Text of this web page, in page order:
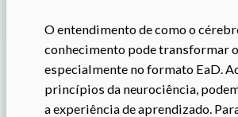
O entendimento de como o
conhecimento pode transformar
especialmente no formato EaD.
princípios da neurociência,
a experiência de aprendizado.